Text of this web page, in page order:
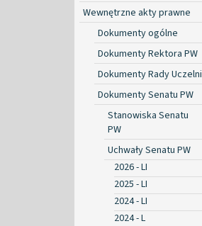
Wewnętrzne akty prawne
Dokumenty ogólne
Dokumenty Rektora PW
Dokumenty Rady Uczelni
Dokumenty Senatu PW
Stanowiska Senatu
PW
Uchwały Senatu PW
2026 - LI
2025 - LI
2024 - LI
2024 - L